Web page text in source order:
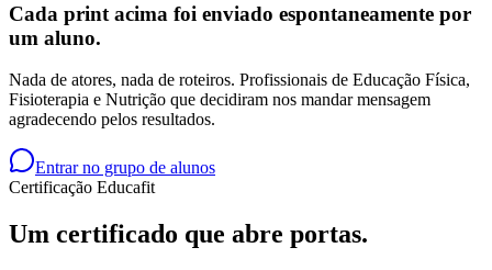
Cada print acima foi enviado espontaneamente por
um aluno.
Nada de atores, nada de roteiros. Profissionais de Educação Física,
Fisioterapia e Nutrição que decidiram nos mandar mensagem
agradecendo pelos resultados.
Entrar no grupo de alunos
Certificação Educafit
Um certificado que abre portas.